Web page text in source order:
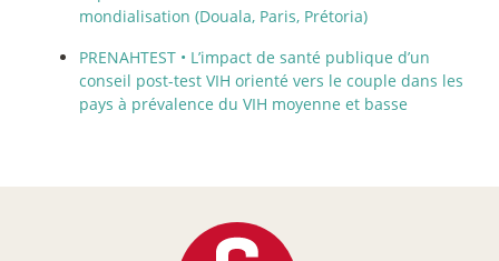
mondialisation (Douala, Paris, Prétoria)
PRENAHTEST • L’impact de santé publique d’un
conseil post-test VIH orienté vers le couple dans les
pays à prévalence du VIH moyenne et basse